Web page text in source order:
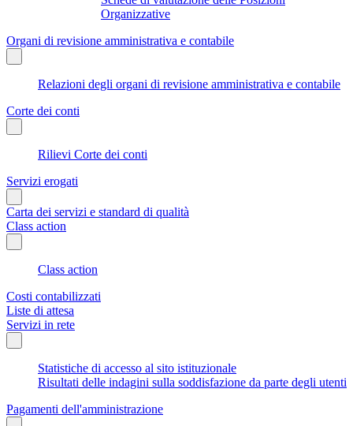
Organizzative
Organi di revisione amministrativa e contabile
Relazioni degli organi di revisione amministrativa e contabile
Corte dei conti
Rilievi Corte dei conti
Servizi erogati
Carta dei servizi e standard di qualità
Class action
Class action
Costi contabilizzati
Liste di attesa
Servizi in rete
Statistiche di accesso al sito istituzionale
Risultati delle indagini sulla soddisfazione da parte degli utenti
Pagamenti dell'amministrazione